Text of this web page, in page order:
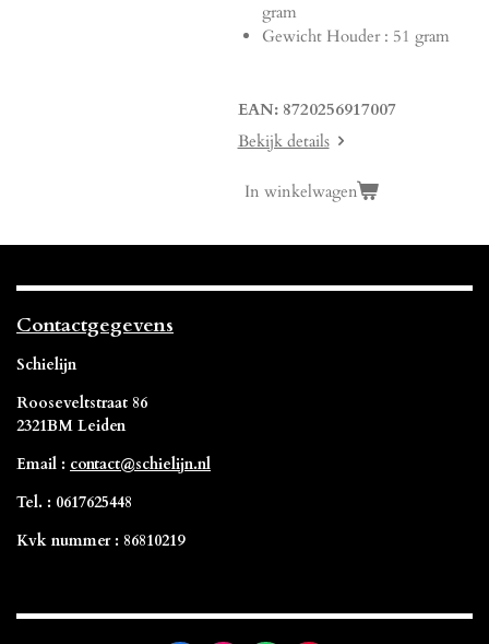
gram
Gewicht Houder : 51 gram
EAN: 8720256917007
Bekijk details
In winkelwagen
Contactgegevens
Schielijn
Rooseveltstraat 86
2321BM Leiden
Email : contact@schielijn.nl
Tel. : 0617625448
Kvk nummer : 86810219